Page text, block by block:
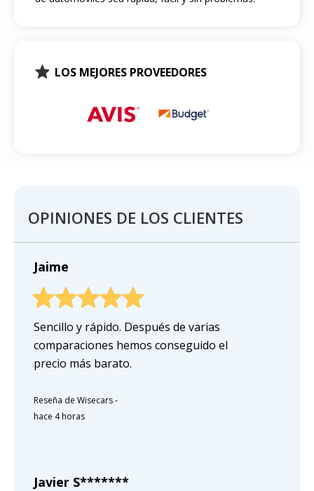
LOS MEJORES PROVEEDORES
OPINIONES DE LOS CLIENTES
Jaime
Sencillo y rápido. Después de varias
comparaciones hemos conseguido el
precio más barato.
Reseña de Wisecars-
hace 4 horas
Javier S*******